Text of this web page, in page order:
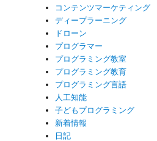
コンテンツマーケティング
ディープラーニング
ドローン
プログラマー
プログラミング教室
プログラミング教育
プログラミング言語
人工知能
子どもプログラミング
新着情報
日記